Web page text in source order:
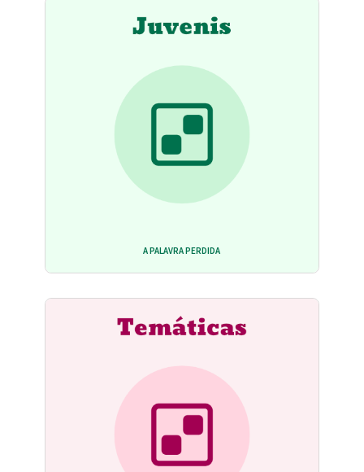
A PALAVRA PERDIDA